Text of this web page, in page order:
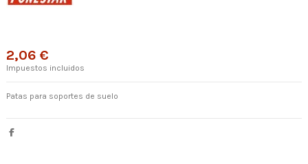
2,06 €
Impuestos incluidos
Patas para soportes de suelo